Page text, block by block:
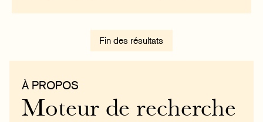
Fin des résultats
À PROPOS
Moteur de recherche